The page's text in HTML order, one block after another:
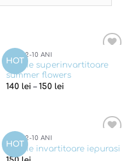
HOT
wishlist
FETE 2-10 ANI
Rochie superinvartitoare
summer flowers
140 lei – 150 lei
HOT
wishlist
FETE 2-10 ANI
Rochie invartitoare iepurasi